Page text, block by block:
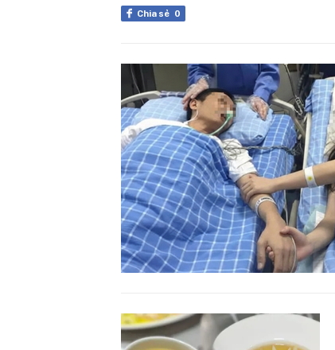
Chia sẻ 0